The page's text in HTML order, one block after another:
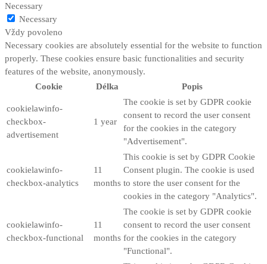
Necessary
Necessary
Vždy povoleno
Necessary cookies are absolutely essential for the website to function
properly. These cookies ensure basic functionalities and security
features of the website, anonymously.
Cookie
Délka Popis
cookielawinfo-
checkbox-
advertisement
1 year
The cookie is set by GDPR cookie
consent to record the user consent
for the cookies in the category
"Advertisement".
cookielawinfo-
checkbox-analytics
11
months
This cookie is set by GDPR Cookie
Consent plugin. The cookie is used
to store the user consent for the
cookies in the category "Analytics".
cookielawinfo-
checkbox-functional
11
months
The cookie is set by GDPR cookie
consent to record the user consent
for the cookies in the category
"Functional".